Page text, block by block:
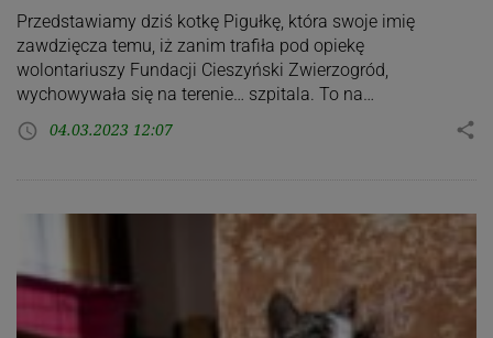
Przedstawiamy dziś kotkę Pigułkę, która swoje imię
zawdzięcza temu, iż zanim trafiła pod opiekę
wolontariuszy Fundacji Cieszyński Zwierzogród,
wychowywała się na terenie… szpitala. To na…
access_time 04.03.2023 12:07 share